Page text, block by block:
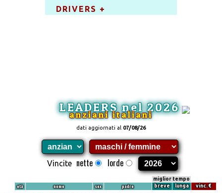
DRIVERS +
LEADERS nel 2026
anziani italiani
dati aggiornati al 07/08/26
Vincite nette lorde
miglior tempo
età nome sex padre breve lunga vinc. €